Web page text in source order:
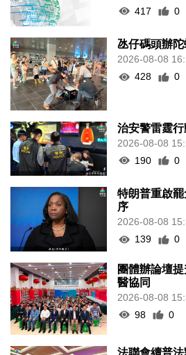
417
0
氹仔碼頭辦
2026-08-08
428
0
治安警雷霆
2026-08-08
190
0
特朗普重啟
序
2026-08-08
139
0
團體辦論壇
醫協同
2026-08-08
98
0